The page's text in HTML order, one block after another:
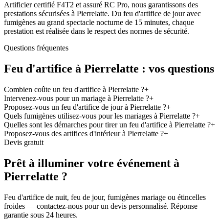
Artificier certifié F4T2 et assuré RC Pro, nous garantissons des
prestations sécurisées à Pierrelatte. Du feu d'artifice de jour avec
fumigènes au grand spectacle nocturne de 15 minutes, chaque
prestation est réalisée dans le respect des normes de sécurité.
Questions fréquentes
Feu d'artifice à Pierrelatte : vos questions
Combien coûte un feu d'artifice à Pierrelatte ?+
Intervenez-vous pour un mariage à Pierrelatte ?+
Proposez-vous un feu d'artifice de jour à Pierrelatte ?+
Quels fumigènes utilisez-vous pour les mariages à Pierrelatte ?+
Quelles sont les démarches pour tirer un feu d'artifice à Pierrelatte ?+
Proposez-vous des artifices d'intérieur à Pierrelatte ?+
Devis gratuit
Prêt à illuminer votre événement à
Pierrelatte ?
Feu d'artifice de nuit, feu de jour, fumigènes mariage ou étincelles
froides — contactez-nous pour un devis personnalisé. Réponse
garantie sous 24 heures.